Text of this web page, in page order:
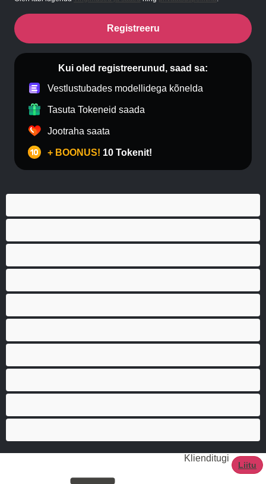
Registreeru
Kui oled registreerunud, saad sa:
Vestlustubades modellidega kõnelda
Tasuta Tokeneid saada
Jootraha saata
+ BOONUS! 10 Tokenit!
Klienditugi
Liitu